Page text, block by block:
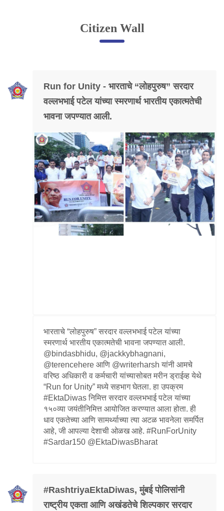
Online Complaint
Citizen′s Corner
Accident Compensation
Right To Information
Passport Status
GRAS Payment
Useful websites
Licensing Unit
Citizen Wall
Information of Arrested Accused
Police Foundation
Welfare Activities
Media Coverage
Press Release
Crime Review
Miscellaneous
Recruitment
Good Work
Contact Us
Citizen Wall
Run for Unity - भारताचे “लोहपुरुष” सरदार
वल्लभभाई पटेल यांच्या स्मरणार्थ भारतीय एकात्मतेची
भावना जपण्यात आली.
भारताचे “लोहपुरुष” सरदार वल्लभभाई पटेल यांच्या
स्मरणार्थ भारतीय एकात्मतेची भावना जपण्यात आली.
@bindasbhidu, @jackkybhagnani,
@terencehere आणि @writerharsh यांनी आमचे
वरिष्ठ अधिकारी व कर्मचारी यांच्यासोबत मरीन ड्राईव्ह येथे
“Run for Unity” मध्ये सहभाग घेतला. हा उपक्रम
#EktaDiwas निमित्त सरदार वल्लभभाई पटेल यांच्या
१५०व्या जयंतीनिमित्त आयोजित करण्यात आला होता. ही
धाव एकतेच्या आणि सामर्थ्याच्या त्या अटळ भावनेला समर्पित
आहे, जी आपल्या देशाची ओळख आहे. #RunForUnity
#Sardar150 @EktaDiwasBharat
#RashtriyaEktaDiwas, मुंबई पोलिसांनी
राष्ट्रीय एकता आणि अखंडतेचे शिल्पकार सरदार